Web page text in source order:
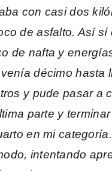
con casi dos
de asfalto. Así sí
de nafta y
décimo hasta
y pude pasar a
parte y
en mi
intentando